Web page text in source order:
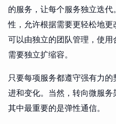
的服务，让每个服务独立迭
性，允许根据需要更轻松地
可以由独立的团队管理，使
需要独立扩缩容。
只要每项服务都遵守强有力
进和变化。当然，转向微服务
其中最重要的是弹性通信。